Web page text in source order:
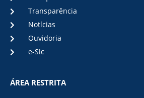
Transparência
Notícias
Ouvidoria
e-Sic
ÁREA RESTRITA